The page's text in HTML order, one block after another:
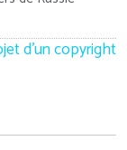
d'un copyright